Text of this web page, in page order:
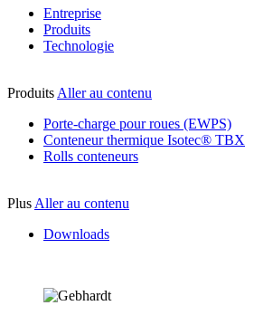
Entreprise
Produits
Technologie
Produits Aller au contenu
Porte-charge pour roues (EWPS)
Conteneur thermique Isotec® TBX
Rolls conteneurs
Plus Aller au contenu
Downloads